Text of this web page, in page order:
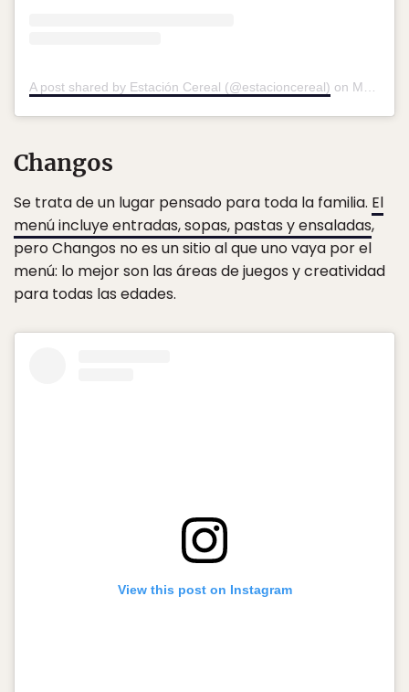
A post shared by Estación Cereal (@estacioncereal) on Mar 18, 2019 at 10:34am PDT
Changos
Se trata de un lugar pensado para toda la familia. El
menú incluye entradas, sopas, pastas y ensaladas,
pero Changos no es un sitio al que uno vaya por el
menú: lo mejor son las áreas de juegos y creatividad
para todas las edades.
View this post on Instagram